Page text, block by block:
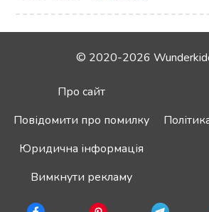
© 2020-2026
Про сайт
Повідомити про помилку
Юридична інформація
Вимкнути рекламу